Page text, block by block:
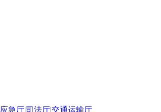
应急厅|司法厅|交通运输厅